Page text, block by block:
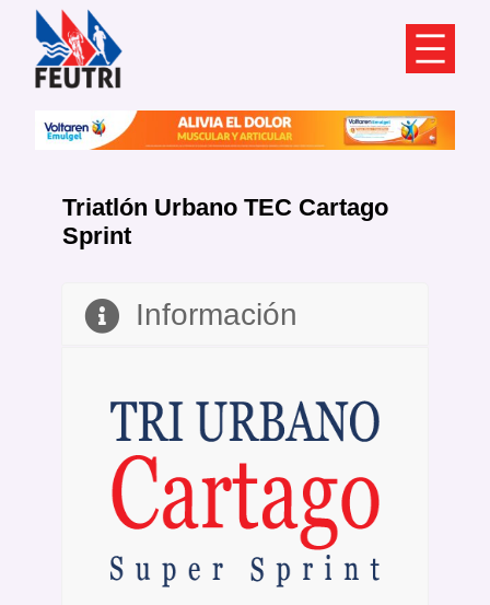
Saltar
contenido
Triatlón Urbano TEC Cartago
Sprint
Información